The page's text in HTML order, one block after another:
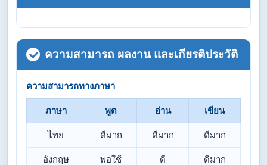
ความสามารถ ผลงาน และเกียรติประวัติ
ความสามารถทางภาษา
ภาษา พูด อ่าน เขียน
ไทย ดีมาก ดีมาก ดีมาก
อังกฤษ พอใช้ ดี ดีมาก